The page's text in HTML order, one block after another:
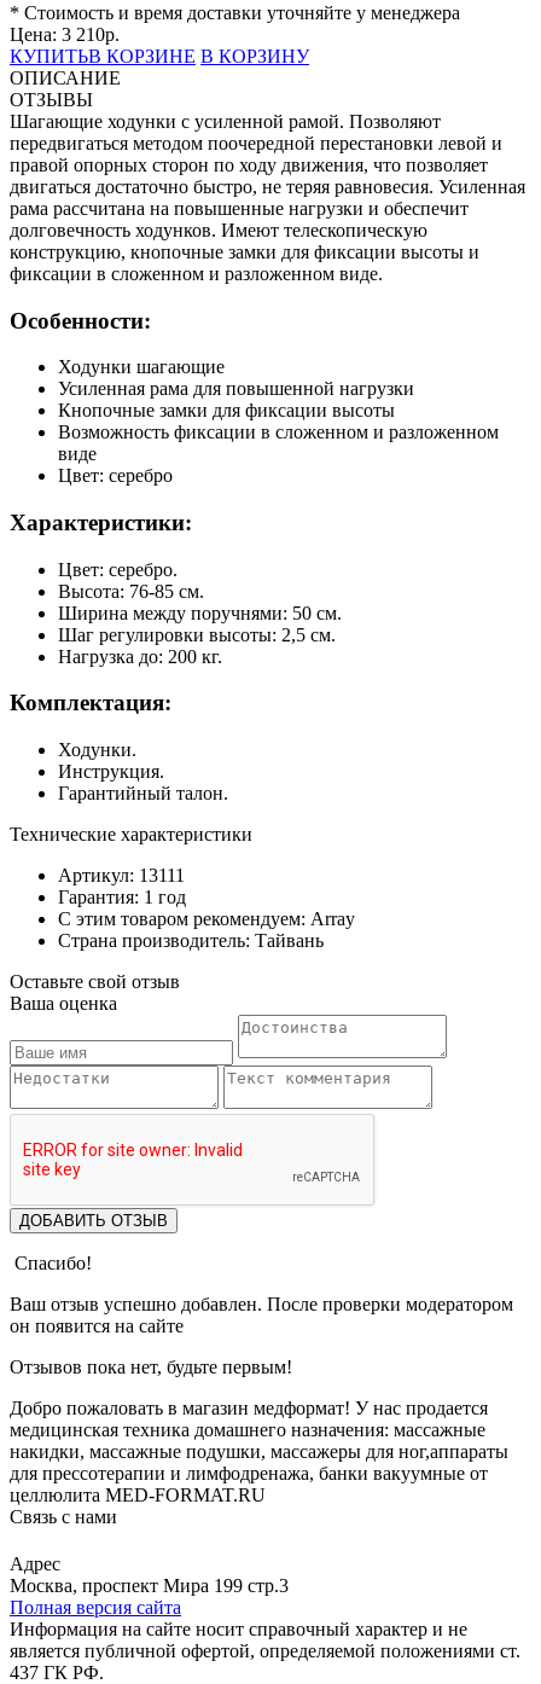
* Стоимость и время доставки уточняйте у менеджера
Цена: 3 210р.
КУПИТЬВ КОРЗИНЕ В КОРЗИНУ
ОПИСАНИЕ
ОТЗЫВЫ
Шагающие ходунки с усиленной рамой. Позволяют
передвигаться методом поочередной перестановки левой и
правой опорных сторон по ходу движения, что позволяет
двигаться достаточно быстро, не теряя равновесия. Усиленная
рама рассчитана на повышенные нагрузки и обеспечит
долговечность ходунков. Имеют телескопическую
конструкцию, кнопочные замки для фиксации высоты и
фиксации в сложенном и разложенном виде.
Особенности:
Ходунки шагающие
Усиленная рама для повышенной нагрузки
Кнопочные замки для фиксации высоты
Возможность фиксации в сложенном и разложенном
виде
Цвет: серебро
Характеристики:
Цвет: серебро.
Высота: 76-85 см.
Ширина между поручнями: 50 см.
Шаг регулировки высоты: 2,5 см.
Нагрузка до: 200 кг.
Комплектация:
Ходунки.
Инструкция.
Гарантийный талон.
Технические характеристики
Артикул: 13111
Гарантия: 1 год
С этим товаром рекомендуем: Array
Страна производитель: Тайвань
Оставьте свой отзыв
Ваша оценка
ДОБАВИТЬ ОТЗЫВ
Спасибо!
Ваш отзыв успешно добавлен. После проверки модератором
он появится на сайте
Отзывов пока нет, будьте первым!
Добро пожаловать в магазин медформат! У нас продается
медицинская техника домашнего назначения: массажные
накидки, массажные подушки, массажеры для ног,аппараты
для прессотерапии и лимфодренажа, банки вакуумные от
целлюлита MED-FORMAT.RU
Связь с нами
Адрес
Москва, проспект Мира 199 стр.3
Полная версия сайта
Информация на сайте носит справочный характер и не
является публичной офертой, определяемой положениями ст.
437 ГК РФ.